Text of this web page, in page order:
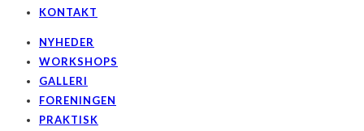
KONTAKT
NYHEDER
WORKSHOPS
GALLERI
FORENINGEN
PRAKTISK